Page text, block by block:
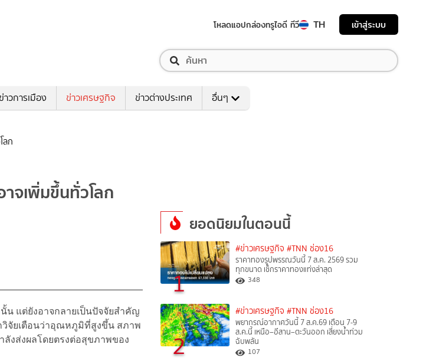
โหลดแอปกล่องทรูไอดี ทีวี TH เข้าสู่ระบบ
ข่าวการเมือง ข่าวเศรษฐกิจ ข่าวต่างประเทศ อื่นๆ
ลก
จเพิ่มขึ้นทั่วโลก
น แต่ยังอาจกลายเป็นปัจจัยสำคัญ
วิจัยเตือนว่าอุณหภูมิที่สูงขึ้น สภาพ
งส่งผลโดยตรงต่อสุขภาพของ
ยอดนิยมในตอนนี้
1
#ข่าวเศรษฐกิจ #TNN ช่อง16
ราคาทองรูปพรรณวันนี้ 7 ส.ค. 2569 รวม
ทุกขนาด เช็กราคาทองแท่งล่าสุด
348
2
#ข่าวเศรษฐกิจ #TNN ช่อง16
พยากรณ์อากาศวันนี้ 7 ส.ค.69 เตือน 7-9
ส.ค.นี้ เหนือ–อีสาน–ตะวันออก เสี่ยงน้ำท่วม
ฉับพลัน
107